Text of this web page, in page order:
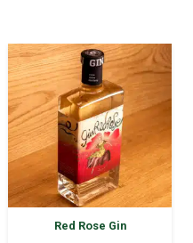
Red Rose Gin